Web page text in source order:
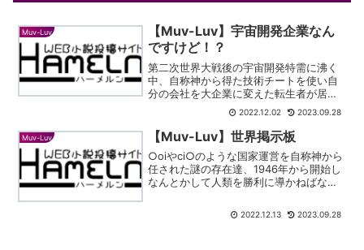
Muv-Luv
【Muv-Luv】宇宙開発企業なん
ですけど！？
第二次世界大戦後の宇宙開発特需に沸く
中、自称神から得た技術チートを使い自
分の会社を大企業に変えた転生者が居
た。しかし敵対的な宇宙生物「BETA」が
月に来襲した瞬間マブラヴに関しての記
憶を思い出し、未来を変えるために行動
するのだが…？A @a...
2022.12.02 2023.09.28
Muv-Luv 【Muv-Luv】世界掲示板
○oiやci○のような国家運営を自称神から
任された謎の存在達、1946年から開始し
なんとかして人類を勝利に導かねばなら
自分達の国を成長させつつ、自分達の精
2022.12.13 2023.09.28